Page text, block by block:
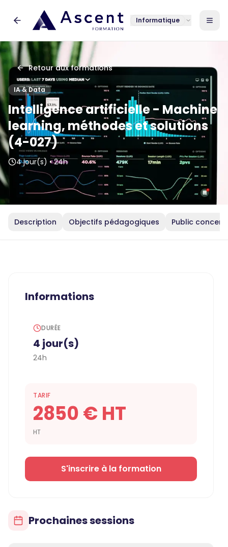
Informatique
Retour aux formations
IA & Data
Intelligence artificielle - Machine
learning, méthodes et solutions
(4-027)
4 jour(s) •24h
Description Objectifs pédagogiques Public
Informations
DURÉE
4 jour(s)
24h
TARIF
2850 € HT
HT
S'inscrire à la formation
Prochaines sessions